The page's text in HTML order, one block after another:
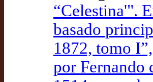
“Celestina'".
basado
1872, tomo
por Fernando